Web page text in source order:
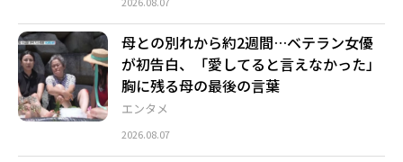
エンタメ
母との別れから約2週間…ベテラン女優
が初告白、「愛してると言えなかった」
胸に残る母の最後の言葉
2026.08.07